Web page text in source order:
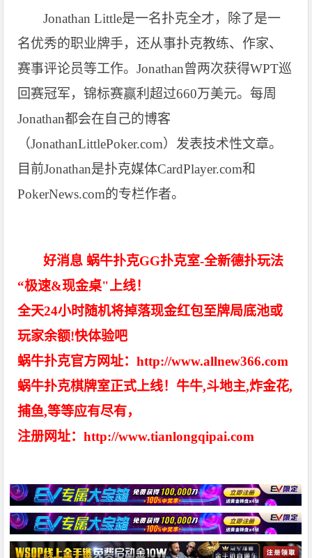
Jonathan Little是一名扑克全才，除了是一
名优秀的职业牌手，还从事扑克教练、作家、
赛事评论员等工作。Jonathan曾两次获得WPT巡
回赛冠军，锦标赛赢利超过660万美元。每周
Jonathan都会在自己的博客
（JonathanLittlePoker.com）发表技术性文章。
目前Jonathan是扑克媒体CardPlayer.com和
PokerNews.com的专栏作者。
好消息 蜗牛扑克GG扑克室-全新德扑玩法
“极速&现金桌"上线！
全天24小时随机将掉落现金红包至牌局底池或
玩家余额!快体验吧
蜗牛扑克官方网址：http://www.allnew366.com
蜗牛扑克棋牌室正式上线！牛牛,斗地主,炸金花,
捕鱼,等等应有尽有，
注册网址：http://www.tianlongqipai.com